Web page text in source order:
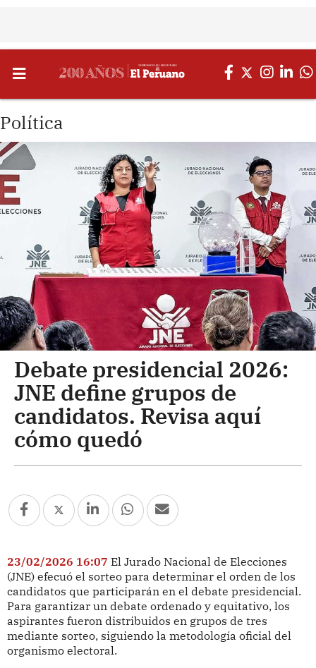
Política
Debate presidencial 2026:
JNE define grupos de
candidatos. Revisa aquí
cómo quedó
23/02/2026 16:07 El Jurado Nacional de Elecciones
(JNE) efecuó el sorteo para determinar el orden de los
candidatos que participarán en el debate presidencial.
Para garantizar un debate ordenado y equitativo, los
aspirantes fueron distribuidos en grupos de tres
mediante sorteo, siguiendo la metodología oficial del
organismo electoral.